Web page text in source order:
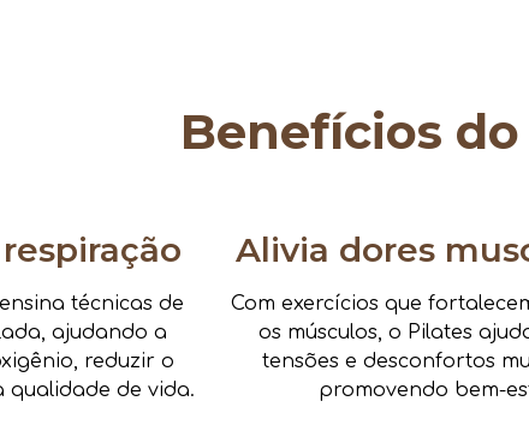
Benefícios
técnicas de
ajudando a
reduzir o
qualidade de vida.
Alivia dores
Com exercícios que
os músculos, o Pilates
tensões e desconfortos
promovendo bem-